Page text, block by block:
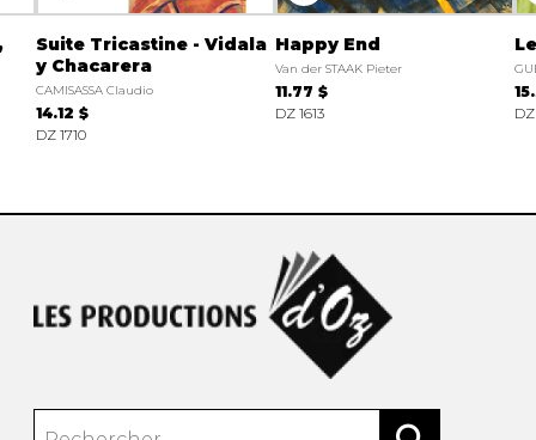
Suite Tricastine - Vidala
y Chacarera
CAMISASSA Claudio
14.12 $
DZ 1710
Happy End
Van der STAAK Pieter
11.77 $
DZ 1613